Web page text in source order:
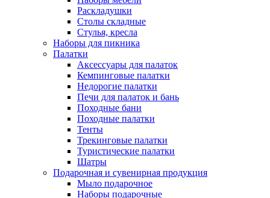
Раскладушки
Столы складные
Стулья, кресла
Наборы для пикника
Палатки
Аксессуары для палаток
Кемпинговые палатки
Недорогие палатки
Печи для палаток и бань
Походные бани
Походные палатки
Тенты
Трекинговые палатки
Туристические палатки
Шатры
Подарочная и сувенирная продукция
Мыло подарочное
Наборы подарочные